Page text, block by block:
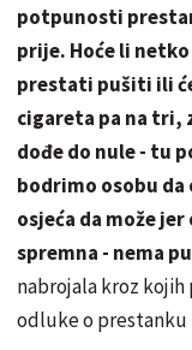
potpunosti
prije. Hoće li
prestati pušiti ili
cigareta pa na tri,
dođe do nule - tu
bodrimo osobu da
osjeća da može
spremna - nema
nabrojala kroz kojih
odluke o prestanku